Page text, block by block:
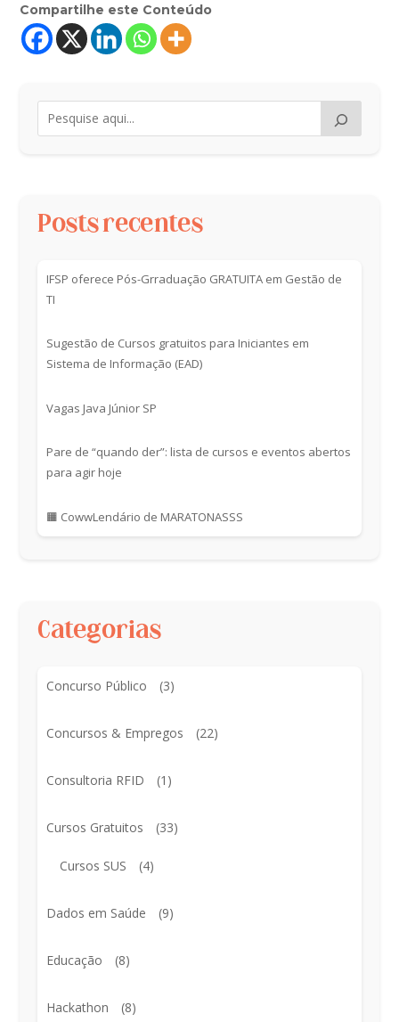
Compartilhe este Conteúdo
Posts recentes
IFSP oferece Pós-Grraduação GRATUITA em Gestão de
TI
Sugestão de Cursos gratuitos para Iniciantes em
Sistema de Informação (EAD)
Vagas Java Júnior SP
Pare de “quando der”: lista de cursos e eventos abertos
para agir hoje
🟧 CowwLendário de MARATONASSS
Categorias
Concurso Público (3)
Concursos & Empregos (22)
Consultoria RFID (1)
Cursos Gratuitos (33)
Cursos SUS (4)
Dados em Saúde (9)
Educação (8)
Hackathon (8)